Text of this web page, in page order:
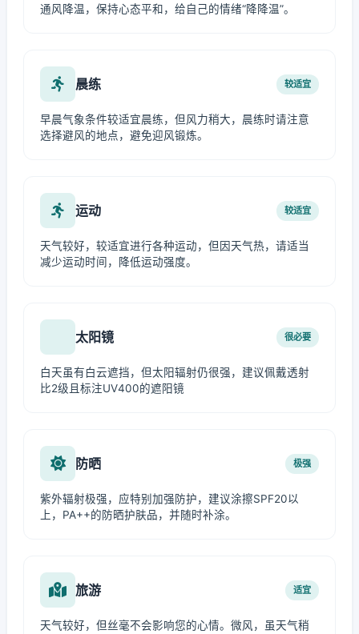
通风降温，保持心态平和，给自己的情绪“降降温”。
晨练 较适宜
早晨气象条件较适宜晨练，但风力稍大，晨练时请注意
选择避风的地点，避免迎风锻炼。
运动 较适宜
天气较好，较适宜进行各种运动，但因天气热，请适当
减少运动时间，降低运动强度。
太阳镜 很必要
白天虽有白云遮挡，但太阳辐射仍很强，建议佩戴透射
比2级且标注UV400的遮阳镜
防晒 极强
紫外辐射极强，应特别加强防护，建议涂擦SPF20以
上，PA++的防晒护肤品，并随时补涂。
旅游 适宜
天气较好，但丝毫不会影响您的心情。微风，虽天气稍